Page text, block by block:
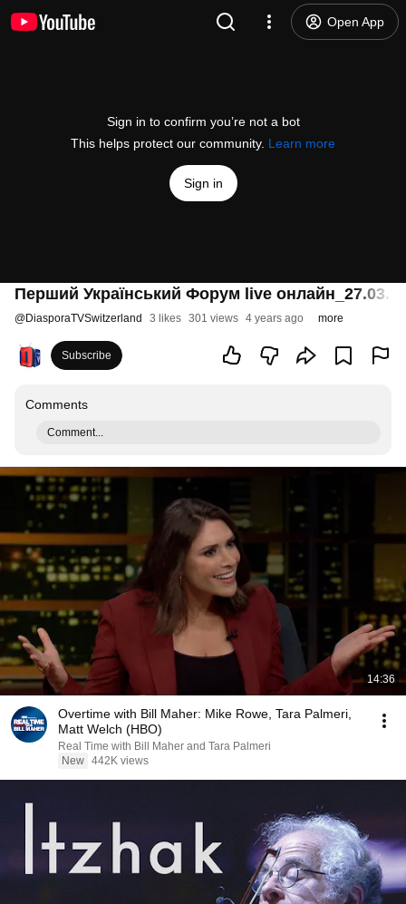
Open App
Sign in to confirm you’re not a bot
This helps protect our community. Learn more
Sign in
Перший Український Форум live
@DiasporaTVSwitzerland 3 likes 301 views 4 years ago more
Subscribe
Comments
Comment...
14:36
Overtime with Bill Maher: Mike Rowe, Tara Palmeri,
Matt Welch (HBO)
Real Time with Bill Maher and Tara Palmeri
New 442K views